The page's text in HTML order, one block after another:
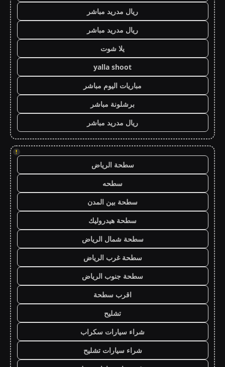
ريال مدريد مباشر
ريال مدريد مباشر
يلا شوت
yalla shoot
مباريات اليوم مباشر
برشلونة مباشر
ريال مدريد مباشر
!
سطحة الرياض
سطحه
سطحة بين المدن
سطحة هيدروليك
سطحة شمال الرياض
سطحة غرب الرياض
سطحة جنوب الرياض
اقرب سطحة
تشليح
شراء سيارات سكراب
شراء سيارات تشليح